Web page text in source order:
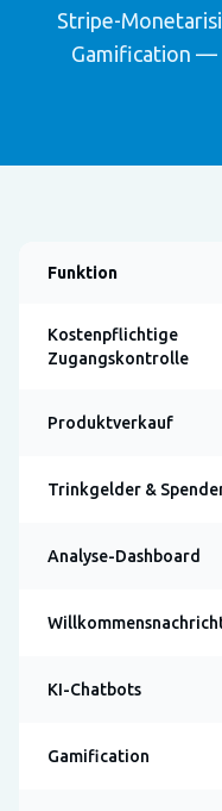
Stripe-
Gamification —
Funktion
Kostenpflichtige
Zugangskontrolle
Produktverkauf
Trinkgelder &
Analyse-Dashboard
KI-Chatbots
Gamification